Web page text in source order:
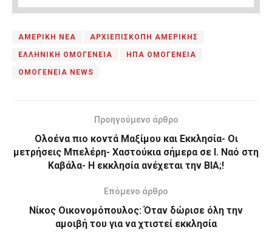
ΑΜΕΡΙΚΗ ΝΕΑ ΑΡΧΙΕΠΙΣΚΟΠΗ ΑΜΕΡΙΚΗΣ
ΕΛΛΗΝΙΚΗ ΟΜΟΓΕΝΕΙΑ ΗΠΑ ΟΜΟΓΕΝΕΙΑ
ΟΜΟΓΕΝΕΙΑ NEWS
Προηγούμενο άρθρο
Ολοένα πιο κοντά Μαξίμου και Εκκλησία- Οι
μετρήσεις Μπελέρη- Χαστούκια σήμερα σε Ι. Ναό στη
Καβάλα- Η εκκλησία ανέχεται την ΒΙΑ;!
Επόμενο άρθρο
Νίκος Οικονομόπουλος: Όταν δώρισε όλη την
αμοιβή του για να χτιστεί εκκλησία